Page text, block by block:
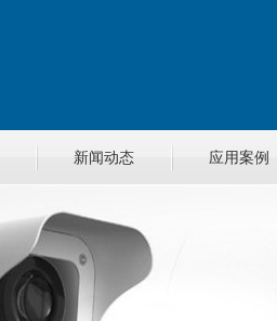
新闻动态 应用案例